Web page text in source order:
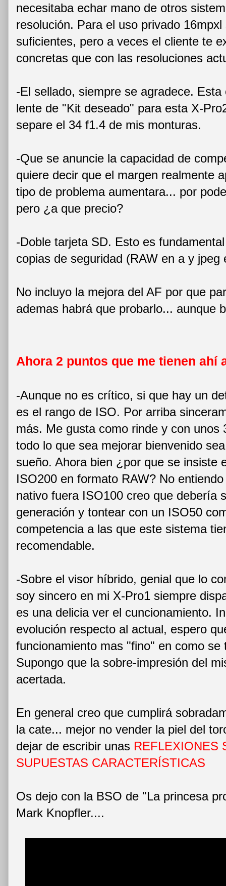
necesitaba echar mano de otros
resolución. Para el uso privado
suficientes, pero a veces el cliente te
concretas que con las resoluciones
-El sellado, siempre se agradece.
lente de "Kit deseado" para esta X-
separe el 34 f1.4 de mis monturas.
-Que se anuncie la capacidad de
quiere decir que el margen realmente
tipo de problema aumentara... por
pero ¿a que precio?
-Doble tarjeta SD. Esto es
copias de seguridad (RAW en a y jpeg
No incluyo la mejora del AF por que
ademas habrá que probarlo... aunque
Ahora 2 puntos que me tienen ahí
-Aunque no es crítico, si que hay un
es el rango de ISO. Por arriba
más. Me gusta como rinde y con unos
todo lo que sea mejorar bienvenido
sueño. Ahora bien ¿por que se insiste
ISO200 en formato RAW? No
nativo fuera ISO100 creo que debería
generación y tontear con un ISO50
competencia a las que este sistema
recomendable.
-Sobre el visor híbrido, genial que lo
soy sincero en mi X-Pro1 siempre
es una delicia ver el cuncionamiento.
evolución respecto al actual, espero
funcionamiento mas "fino" en como se
Supongo que la sobre-impresión del
acertada.
En general creo que cumplirá
la cate... mejor no vender la piel del
dejar de escribir unas REFLEXIONES
SUPUESTAS CARACTERÍSTICAS
Os dejo con la BSO de "La princesa
Mark Knopfler....